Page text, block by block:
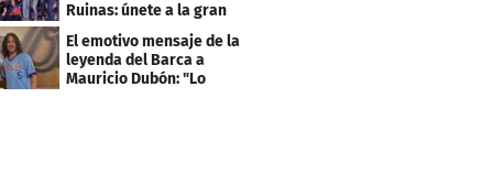
Ruinas: únete a la gran
fiesta de deporte y
cultura
El emotivo mensaje de la
leyenda del Barca a
Mauricio Dubón: "Lo